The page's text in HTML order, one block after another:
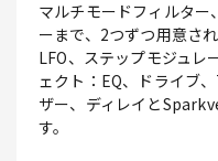
マルチモードフィルター
ーまで、2つずつ用意さ
LFO、ステップモジュレ
ェクト：EQ、ドライブ
ザー、ディレイと
す。